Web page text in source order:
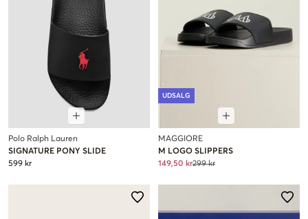
Polo Ralph Lauren
SIGNATURE PONY SLIDE
599 kr
UDSALG
MAGGIORE
M LOGO SLIPPERS
149,50 kr299 kr